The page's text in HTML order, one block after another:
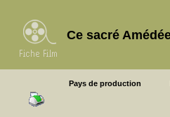
Ce sacré
Pays de production